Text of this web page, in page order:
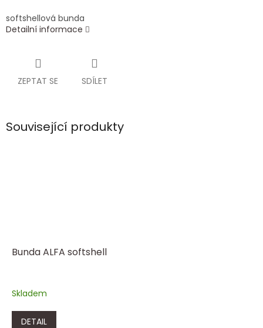
softshellová bunda
Detailní informace
ZEPTAT SE SDÍLET
Související produkty
Bunda ALFA softshell
Skladem
DETAIL